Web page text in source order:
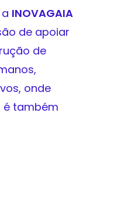
INOVAGAIA
de apoiar
de
onde
é também